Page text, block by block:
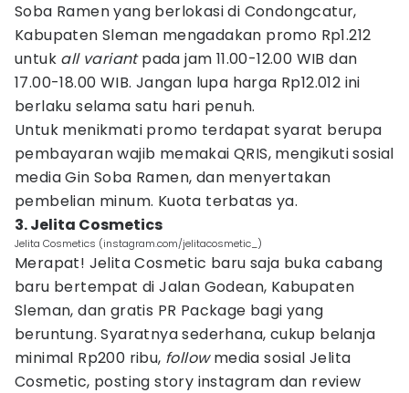
Soba Ramen yang berlokasi di Condongcatur,
Kabupaten Sleman mengadakan promo Rp1.212
untuk all variantpada jam 11.00-12.00 WIB dan
17.00-18.00 WIB. Jangan lupa harga Rp12.012 ini
berlaku selama satu hari penuh.
Untuk menikmati promo terdapat syarat berupa
pembayaran wajib memakai QRIS, mengikuti sosial
media Gin Soba Ramen, dan menyertakan
pembelian minum. Kuota terbatas ya.
3. Jelita Cosmetics
Jelita Cosmetics (instagram.com/jelitacosmetic_)
Merapat! Jelita Cosmetic baru saja buka cabang
baru bertempat di Jalan Godean, Kabupaten
Sleman, dan gratis PR Package bagi yang
beruntung. Syaratnya sederhana, cukup belanja
minimal Rp200 ribu, followmedia sosial Jelita
Cosmetic, posting story instagram dan review